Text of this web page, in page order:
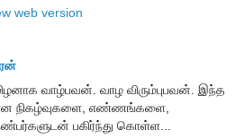
web version
வாழ்பவன். வாழ விரும்புபவன். இந்த
நிகழ்வுகளை, எண்ணங்களை,
பகிர்ந்து கொள்ள...